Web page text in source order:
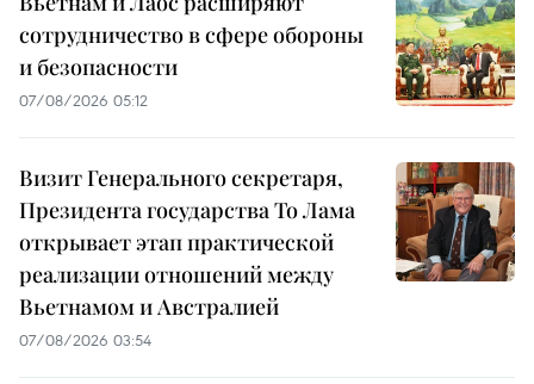
сотрудничество в сфере обороны
и безопасности
07/08/2026 05:12
Визит Генерального секретаря,
Президента государства То Лама
открывает этап практической
реализации отношений между
Вьетнамом и Австралией
07/08/2026 03:54